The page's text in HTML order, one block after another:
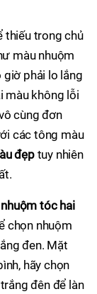
thiếu trong chủ
màu nhuộm
giờ phải lo lắng
màu không lỗi
cùng đơn
các tông màu
đẹptuy nhiên
nhuộm tóc hai
chọn nhuộm
đen. Mặt
hãy chọn
đên để làn